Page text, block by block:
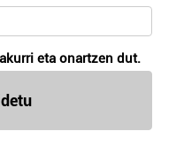
eta onartzen dut.